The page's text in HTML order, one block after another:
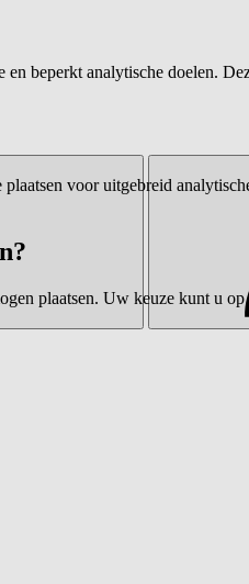
beperkt analytische doelen.
voor uitgebreid
plaatsen. Uw keuze kunt u